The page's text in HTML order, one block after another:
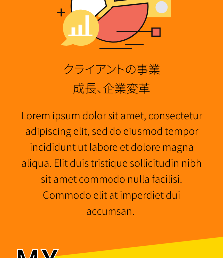
クライアントの事業
成長、企業変革
Lorem ipsum dolor sit amet, consectetur
adipiscing elit, sed do eiusmod tempor
incididunt ut labore et dolore magna
aliqua. Elit duis tristique sollicitudin nibh
sit amet commodo nulla facilisi.
Commodo elit at imperdiet dui
accumsan.